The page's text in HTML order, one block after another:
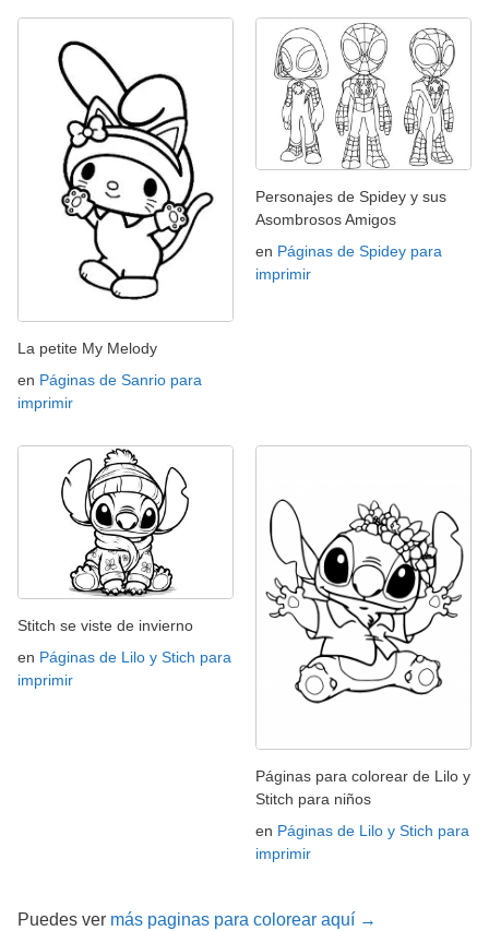
La petite My Melody
en Páginas de Sanrio para
imprimir
Personajes de Spidey y sus
Asombrosos Amigos
en Páginas de Spidey para
imprimir
Stitch se viste de invierno
en Páginas de Lilo y Stich para
imprimir
Páginas para colorear de Lilo y
Stitch para niños
en Páginas de Lilo y Stich para
imprimir
Puedes ver más paginas para colorear aquí →